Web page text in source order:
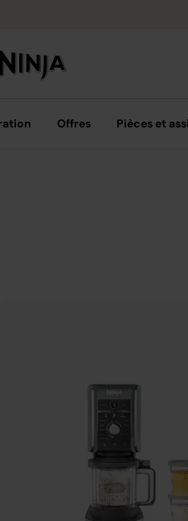
Livraison
Offres Pièces et